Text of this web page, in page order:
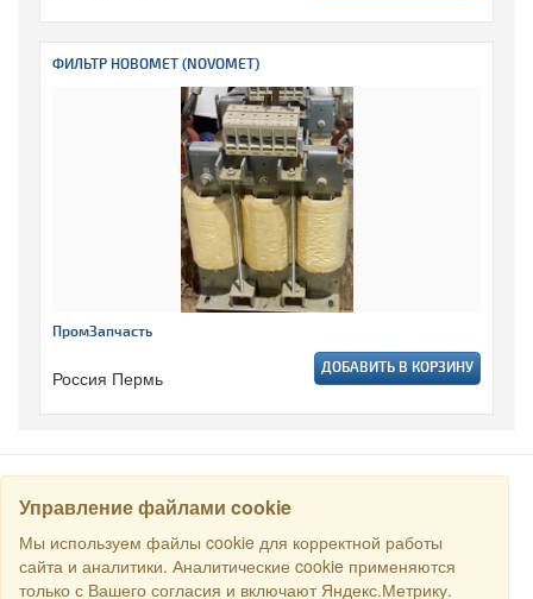
ФИЛЬТР НОВОМЕТ (NOVOMET)
ПромЗапчасть
Россия Пермь ДОБАВИТЬ В КОРЗИНУ
Управление файлами cookie
Мы используем файлы cookie для корректной работы
сайта и аналитики. Аналитические cookie применяются
только с Вашего согласия и включают Яндекс.Метрику.
Все права защищены © 2016 Торговый Дом РСДС. E-mail: